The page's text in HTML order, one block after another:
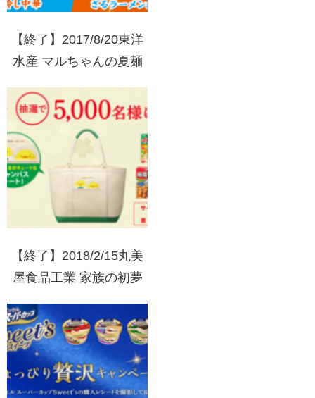
【終了】2017/8/20東洋
水産 マルちゃんの夏麺
【終了】2018/2/15丸美
屋食品工業 家族の初夢
当たる！